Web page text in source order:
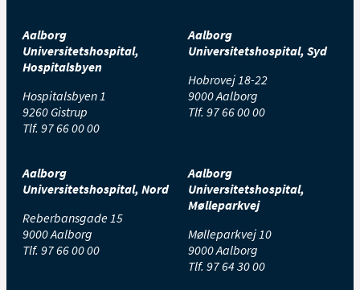
Aalborg
Universitetshospital,
Hospitalsbyen
Hospitalsbyen 1
9260 Gistrup
Tlf. 97 66 00 00
Aalborg
Universitetshospital, Syd
Hobrovej 18-22
9000 Aalborg
Tlf. 97 66 00 00
Aalborg
Universitetshospital, Nord
Reberbansgade 15
9000 Aalborg
Tlf. 97 66 00 00
Aalborg
Universitetshospital,
Mølleparkvej
Mølleparkvej 10
9000 Aalborg
Tlf. 97 64 30 00